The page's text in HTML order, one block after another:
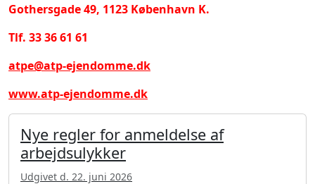
Gothersgade 49, 1123 København K.
Tlf. 33 36 61 61
atpe@atp-ejendomme.dk
www.atp-ejendomme.dk
Nye regler for anmeldelse af
arbejdsulykker
Udgivet d. 22. juni 2026